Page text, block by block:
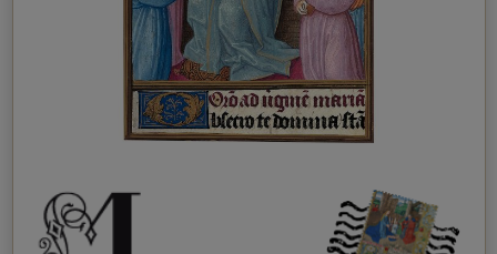
Données du destinataire
Quand souhaitez-vous qu'il le reçoive ?